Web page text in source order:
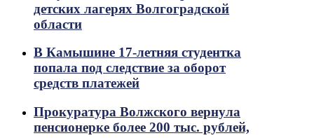
детских лагерях Волгоградской
области
В Камышине 17-летняя студентка
попала под следствие за оборот
средств платежей
Прокуратура Волжского вернула
пенсионерке более 200 тыс. рублей,